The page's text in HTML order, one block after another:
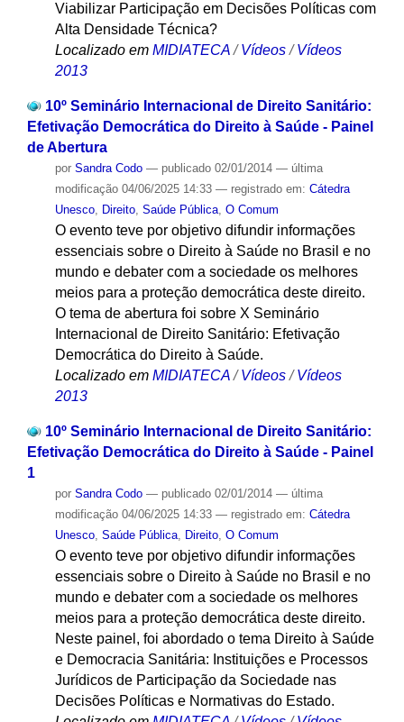
Viabilizar Participação em Decisões Políticas com
Alta Densidade Técnica?
Localizado em MIDIATECA /Vídeos /Vídeos
2013
10º Seminário Internacional de Direito Sanitário:
Efetivação Democrática do Direito à Saúde - Painel
de Abertura
por Sandra Codo — publicado02/01/2014 — última
modificação04/06/2025 14:33 — registrado em: Cátedra
Unesco, Direito, Saúde Pública, O Comum
O evento teve por objetivo difundir informações
essenciais sobre o Direito à Saúde no Brasil e no
mundo e debater com a sociedade os melhores
meios para a proteção democrática deste direito.
O tema de abertura foi sobre X Seminário
Internacional de Direito Sanitário: Efetivação
Democrática do Direito à Saúde.
Localizado em MIDIATECA /Vídeos /Vídeos
2013
10º Seminário Internacional de Direito Sanitário:
Efetivação Democrática do Direito à Saúde - Painel
1
por Sandra Codo — publicado02/01/2014 — última
modificação04/06/2025 14:33 — registrado em: Cátedra
Unesco, Saúde Pública, Direito, O Comum
O evento teve por objetivo difundir informações
essenciais sobre o Direito à Saúde no Brasil e no
mundo e debater com a sociedade os melhores
meios para a proteção democrática deste direito.
Neste painel, foi abordado o tema Direito à Saúde
e Democracia Sanitária: Instituições e Processos
Jurídicos de Participação da Sociedade nas
Decisões Políticas e Normativas do Estado.